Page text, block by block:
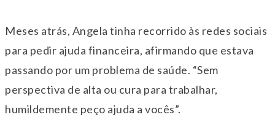
Meses atrás, Angela tinha recorrido às redes sociais
para pedir ajuda financeira, afirmando que estava
passando por um problema de saúde. “Sem
perspectiva de alta ou cura para trabalhar,
humildemente peço ajuda a vocês”.